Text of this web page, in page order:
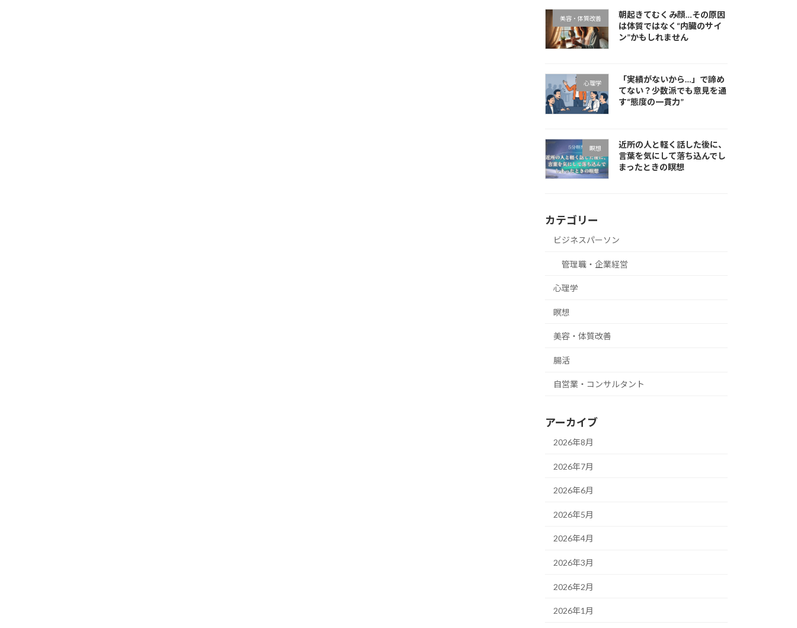
美容・体質改善
朝起きてむくみ顔…その原因
は体質ではなく“内臓のサイ
ン”かもしれません
心理学
「実績がないから…」で諦め
てない？少数派でも意見を通
す“態度の一貫力”
瞑想
近所の人と軽く話した後に、
言葉を気にして落ち込んでし
まったときの瞑想
カテゴリー
ビジネスパーソン
管理職・企業経営
心理学
瞑想
美容・体質改善
腸活
自営業・コンサルタント
アーカイブ
2026年8月
2026年7月
2026年6月
2026年5月
2026年4月
2026年3月
2026年2月
2026年1月